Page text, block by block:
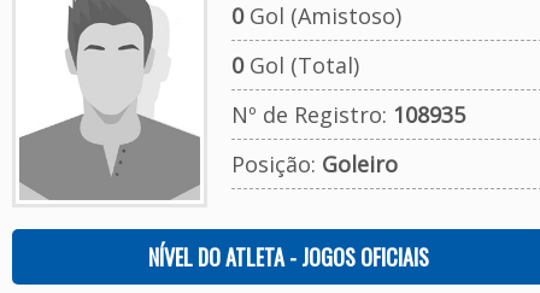
0Gol (Amistoso)
0Gol (Total)
Nº de Registro: 108935
Posição: Goleiro
NÍVEL DO ATLETA - JOGOS OFICIAIS